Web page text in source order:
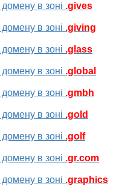
в зоні .gives
в зоні .giving
в зоні .glass
в зоні .global
в зоні .gmbh
в зоні .gold
в зоні .golf
в зоні .gr.com
в зоні .graphics